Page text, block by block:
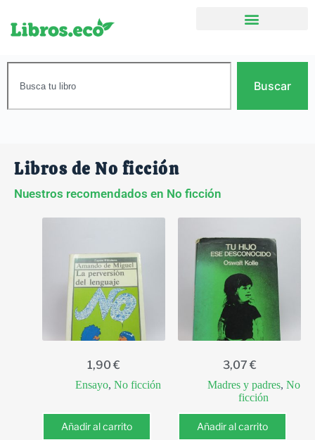
Buscar
Libros de No ficción
Nuestros recomendados en No ficción
1,90 €
Ensayo, No ficción
Añadir al carrito
3,07 €
Madres y padres, No
ficción
Añadir al carrito